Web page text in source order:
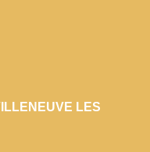
LES